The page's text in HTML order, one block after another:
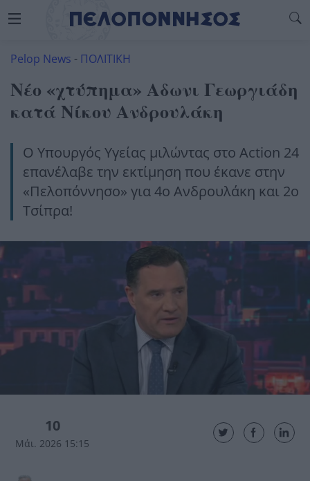
Pelop News - ΠΟΛΙΤΙΚΗ
Νέο «χτύπημα» Αδωνι Γεωργιάδη
κατά Νίκου Ανδρουλάκη
O Υπουργός Υγείας μιλώντας στο Action 24
επανέλαβε την εκτίμηση που έκανε στην
«Πελοπόννησο» για 4ο Ανδρουλάκη και 2ο
Τσίπρα!
10
Μάι. 2026 15:15